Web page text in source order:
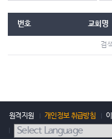
번호 교회명
검
원격지원 개인정보 취급방침